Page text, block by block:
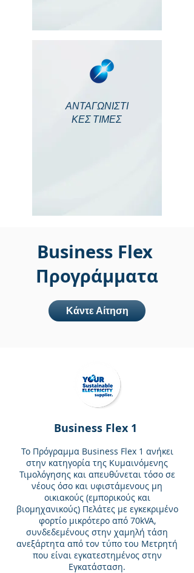
ΑΝΤΑΓΩΝΙΣΤΙ
ΚΕΣ ΤΙΜΕΣ
Business Flex
Προγράμματα
Κάντε Αίτηση
Business Flex 1
Το Πρόγραμμα Business Flex 1 ανήκει
στην κατηγορία της Κυμαινόμενης
Τιμολόγησης και απευθύνεται τόσο σε
νέους όσο και υφιστάμενους μη
οικιακούς (εμπορικούς και
βιομηχανικούς) Πελάτες με εγκεκριμένο
φορτίο μικρότερο από 70kVA,
συνδεδεμένους στην χαμηλή τάση
ανεξάρτητα από τον τύπο του Μετρητή
που είναι εγκατεστημένος στην
Εγκατάσταση.